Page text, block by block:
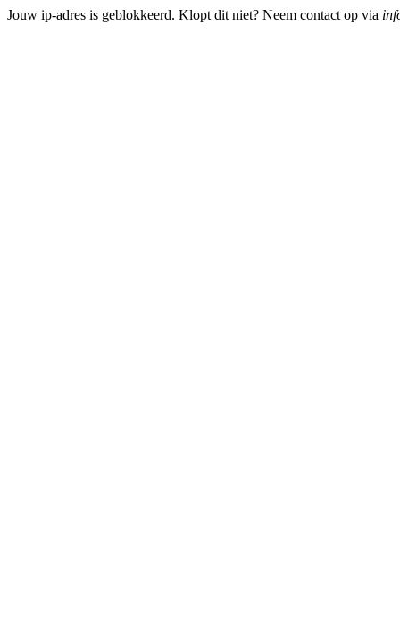
Jouw ip-adres is geblokkeerd. Klopt dit niet? Neem contact op via